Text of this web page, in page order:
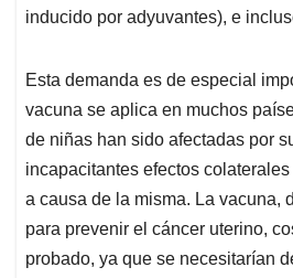
inducido por adyuvantes), e
Esta demanda es de especial
vacuna se aplica en muchos
de niñas han sido afectadas por
incapacitantes efectos
a causa de la misma. La vacuna,
para prevenir el cáncer uterino,
probado, ya que se necesitarían